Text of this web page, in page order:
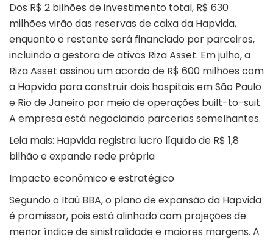
Dos R$ 2 bilhões de investimento total, R$ 630
milhões virão das reservas de caixa da Hapvida,
enquanto o restante será financiado por parceiros,
incluindo a gestora de ativos Riza Asset. Em julho, a
Riza Asset assinou um acordo de R$ 600 milhões com
a Hapvida para construir dois hospitais em São Paulo
e Rio de Janeiro por meio de operações built-to-suit.
A empresa está negociando parcerias semelhantes.
Leia mais: Hapvida registra lucro líquido de R$ 1,8
bilhão e expande rede própria
Impacto econômico e estratégico
Segundo o Itaú BBA, o plano de expansão da Hapvida
é promissor, pois está alinhado com projeções de
menoríndice de sinistralidadee maiores margens. A